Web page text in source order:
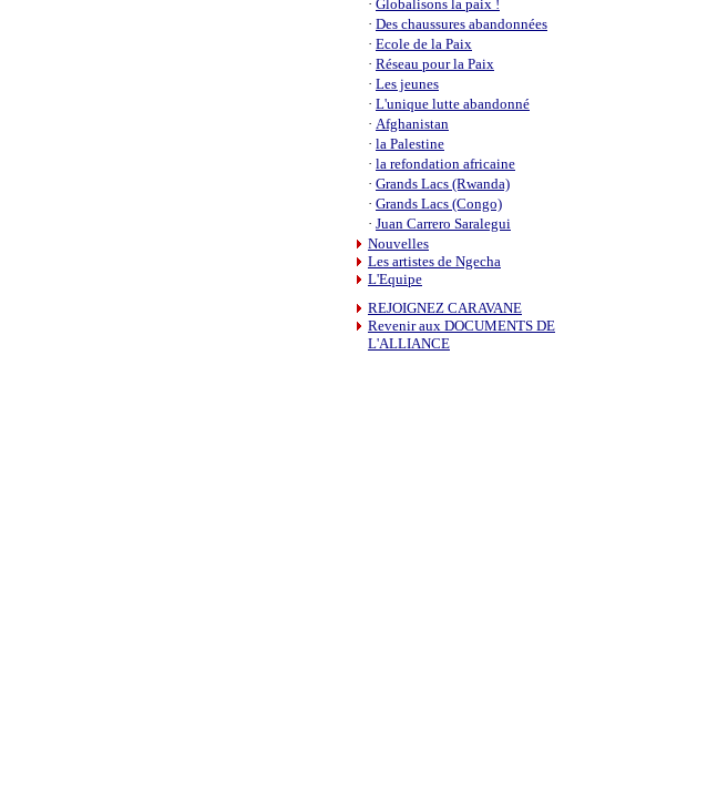
· Globalisons la paix !
· Des chaussures abandonnées
· Ecole de la Paix
· Réseau pour la Paix
· Les jeunes
· L'unique lutte abandonné
· Afghanistan
· la Palestine
· la refondation africaine
· Grands Lacs (Rwanda)
· Grands Lacs (Congo)
· Juan Carrero Saralegui
Nouvelles
Les artistes de Ngecha
L'Equipe
REJOIGNEZ CARAVANE
Revenir aux DOCUMENTS DE
L'ALLIANCE